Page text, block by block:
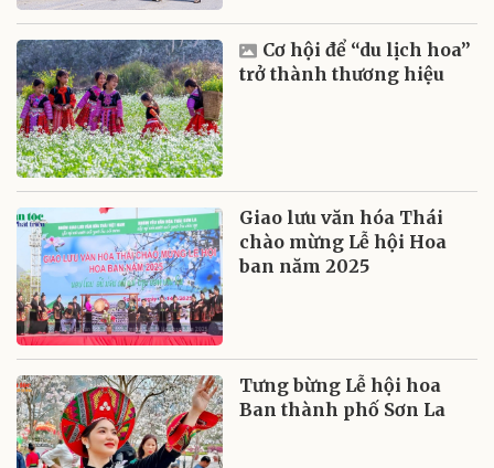
Cơ hội để “du lịch hoa”
trở thành thương hiệu
Giao lưu văn hóa Thái
chào mừng Lễ hội Hoa
ban năm 2025
Tưng bừng Lễ hội hoa
Ban thành phố Sơn La